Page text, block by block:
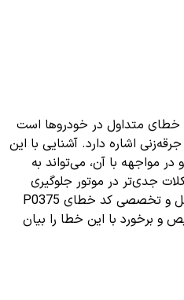
خطای متداول در خودروها است
اشاره دارد. آشنایی با این
مواجهه با آن، می‌تواند به
جدی‌تر در موتور جلوگیری
کنند. در این مقاله به بررسی کامل و تخصصی کد خطای P0375
و برخورد با این خطا را بیان